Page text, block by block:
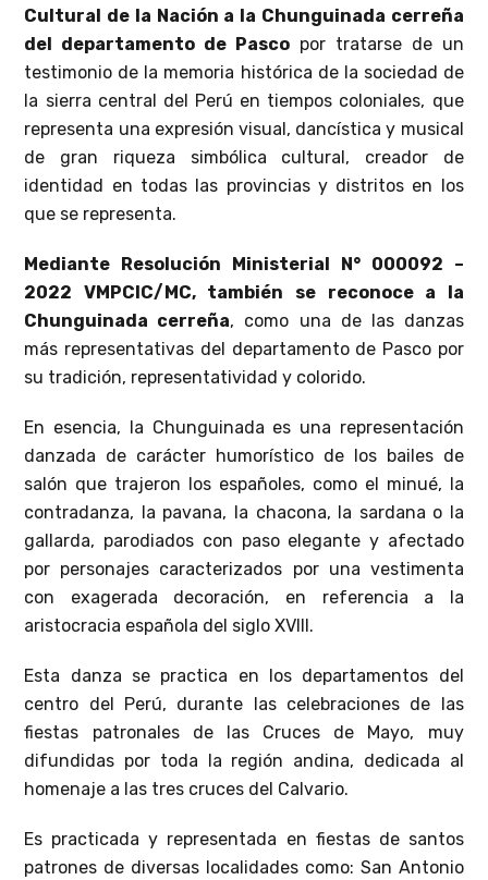
Cultural de la Nación a la Chunguinada cerreña
del departamento de Pasco por tratarse de un
testimonio de la memoria histórica de la sociedad de
la sierra central del Perú en tiempos coloniales, que
representa una expresión visual, dancística y musical
de gran riqueza simbólica cultural, creador de
identidad en todas las provincias y distritos en los
que se representa.
Mediante Resolución Ministerial N° 000092 –
2022 VMPCIC/MC, también se reconoce a la
Chunguinada cerreña, como una de las danzas
más representativas del departamento de Pasco por
su tradición, representatividad y colorido.
En esencia, la Chunguinada es una representación
danzada de carácter humorístico de los bailes de
salón que trajeron los españoles, como el minué, la
contradanza, la pavana, la chacona, la sardana o la
gallarda, parodiados con paso elegante y afectado
por personajes caracterizados por una vestimenta
con exagerada decoración, en referencia a la
aristocracia española del siglo XVIII.
Esta danza se practica en los departamentos del
centro del Perú, durante las celebraciones de las
fiestas patronales de las Cruces de Mayo, muy
difundidas por toda la región andina, dedicada al
homenaje a las tres cruces del Calvario.
Es practicada y representada en fiestas de santos
patrones de diversas localidades como: San Antonio